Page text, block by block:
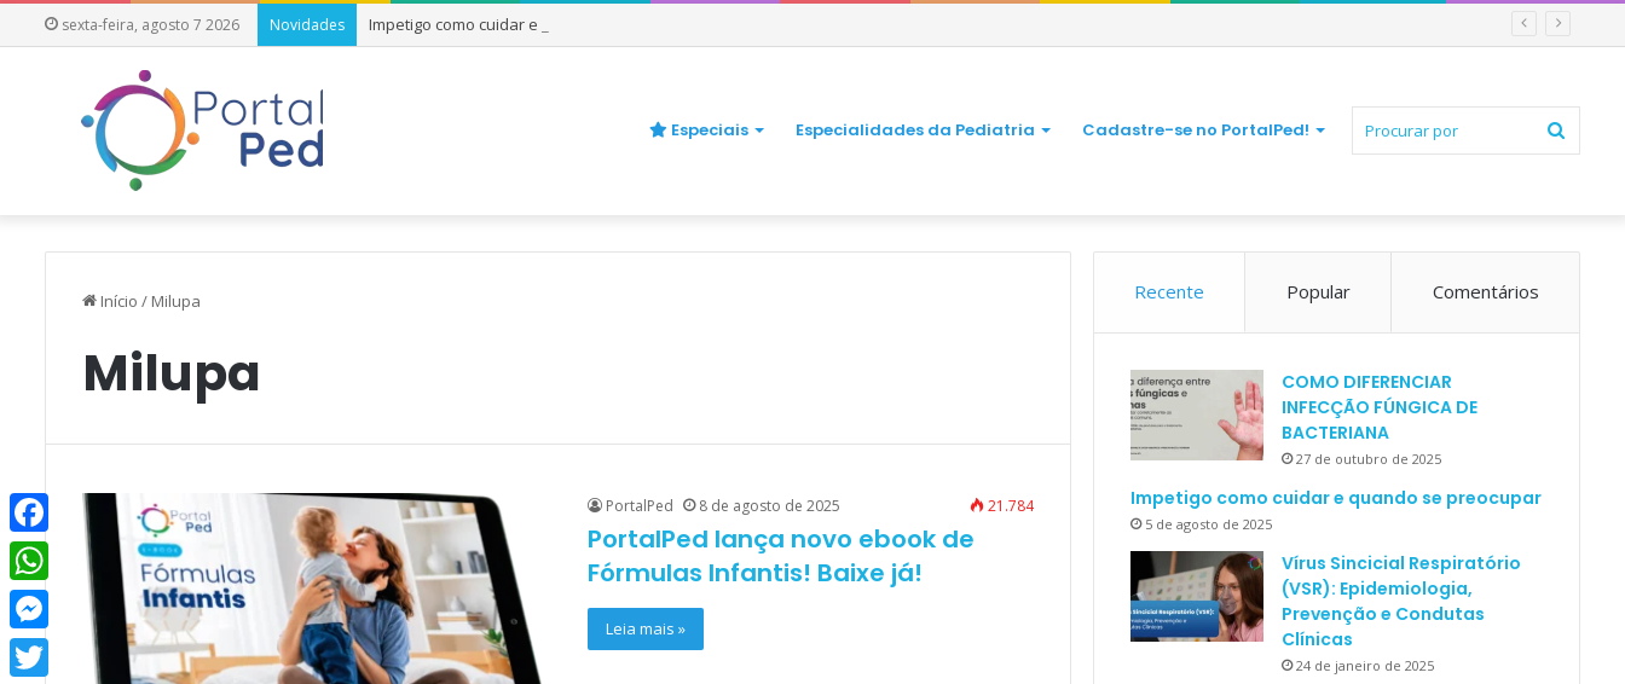
sexta-feira, agosto 7 2026 Novidades Impetigo como cuidar e quando se preocupar
Especiais Especialidades da Pediatria Cadastre-se no PortalPed!
Início / Milupa
Milupa
PortalPed 8 de agosto de 2025 21.784
PortalPed lança novo ebook de
Fórmulas Infantis! Baixe já!
Leia mais »
Recente Popular Comentários
COMO DIFERENCIAR
INFECÇÃO FÚNGICA DE
BACTERIANA
27 de outubro de 2025
Impetigo como cuidar e quando se preocupar
5 de agosto de 2025
Vírus Sincicial Respiratório
(VSR): Epidemiologia,
Prevenção e Condutas
Clínicas
24 de janeiro de 2025
Facebook
WhatsApp
Messenger